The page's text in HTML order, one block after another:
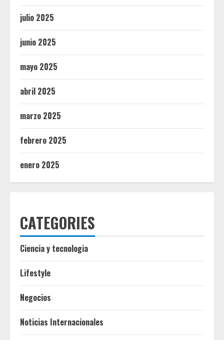
julio 2025
junio 2025
mayo 2025
abril 2025
marzo 2025
febrero 2025
enero 2025
CATEGORIES
Ciencia y tecnologia
Lifestyle
Negocios
Noticias Internacionales